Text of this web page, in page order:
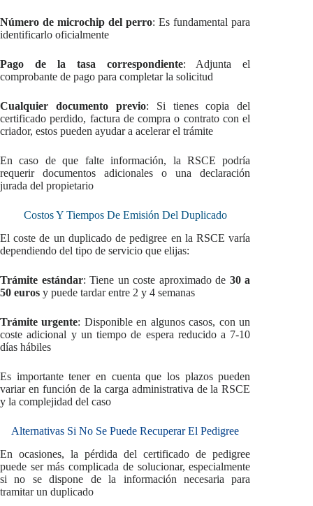
Número de microchip del perro: Es fundamental para
identificarlo oficialmente
Pago de la tasa correspondiente: Adjunta el
comprobante de pago para completar la solicitud
Cualquier documento previo: Si tienes copia del
certificado perdido, factura de compra o contrato con el
criador, estos pueden ayudar a acelerar el trámite
En caso de que falte información, la RSCE podría
requerir documentos adicionales o una declaración
jurada del propietario
Costos Y Tiempos De Emisión Del Duplicado
El coste de un duplicado de pedigree en la RSCE varía
dependiendo del tipo de servicio que elijas:
Trámite estándar: Tiene un coste aproximado de 30 a
50 euros y puede tardar entre 2 y 4 semanas
Trámite urgente: Disponible en algunos casos, con un
coste adicional y un tiempo de espera reducido a 7-10
días hábiles
Es importante tener en cuenta que los plazos pueden
variar en función de la carga administrativa de la RSCE
y la complejidad del caso
Alternativas Si No Se Puede Recuperar El Pedigree
En ocasiones, la pérdida del certificado de pedigree
puede ser más complicada de solucionar, especialmente
si no se dispone de la información necesaria para
tramitar un duplicado